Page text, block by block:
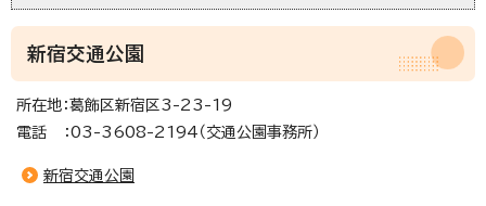
新宿交通公園
所在地：葛飾区新宿区3-23-19
電話 ：03-3608-2194（交通公園事務所）
新宿交通公園